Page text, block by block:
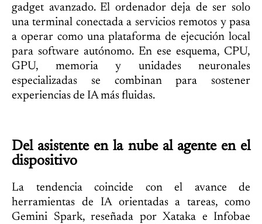
gadget avanzado. El ordenador deja de ser solo
una terminal conectada a servicios remotos y pasa
a operar como una plataforma de ejecución local
para software autónomo. En ese esquema, CPU,
GPU, memoria y unidades neuronales
especializadas se combinan para sostener
experiencias de IA más fluidas.
Del asistente en la nube al agente en el
dispositivo
La tendencia coincide con el avance de
herramientas de IA orientadas a tareas, como
Gemini Spark, reseñada por Xataka e Infobae